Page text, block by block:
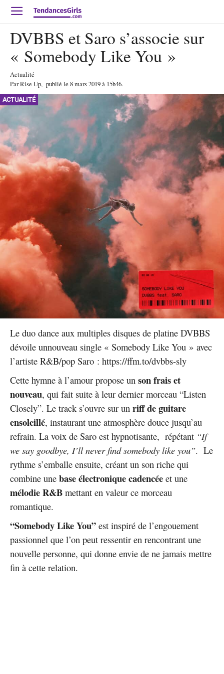
DVBBS et Saro s’associe sur
« Somebody Like You »
Actualité
ParRise Up, publié le 8 mars 2019à 15h46.
ACTUALITÉ
Le duo dance aux multiples disques de platine DVBBS
dévoile unnouveau single « Somebody Like You » avec
l’artiste R&B/pop Saro : https://ffm.to/dvbbs-sly
Cette hymne à l’amour propose un son frais et
nouveau, qui fait suite à leur dernier morceau “Listen
Closely”. Le track s’ouvre sur un riff de guitare
ensoleillé, instaurant une atmosphère douce jusqu’au
refrain. La voix de Saro est hypnotisante, répétant “If
we say goodbye, I’ll never find somebody like you”. Le
rythme s’emballe ensuite, créant un son riche qui
combine une base électronique cadencée et une
mélodie R&B mettant en valeur ce morceau
romantique.
“Somebody Like You” est inspiré de l’engouement
passionnel que l’on peut ressentir en rencontrant une
nouvelle personne, qui donne envie de ne jamais mettre
fin à cette relation.